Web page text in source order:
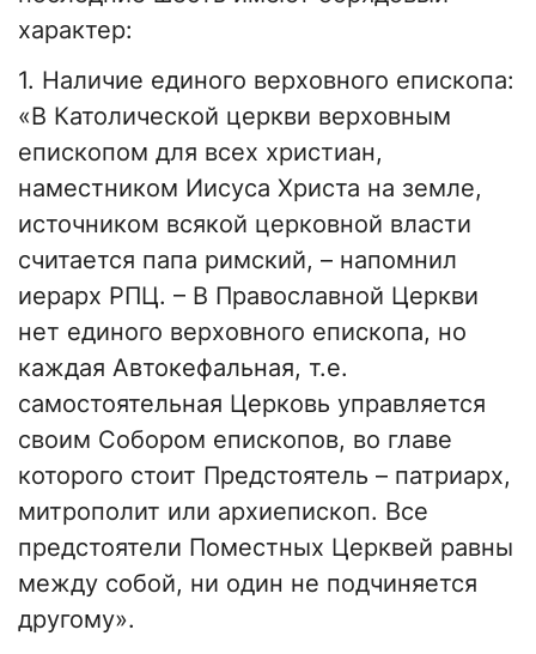
характер:
1. Наличие единого верховного епископа:
«В Католической церкви верховным
епископом для всех христиан,
наместником Иисуса Христа на земле,
источником всякой церковной власти
считается папа римский, – напомнил
иерарх РПЦ. – В Православной Церкви
нет единого верховного епископа, но
каждая Автокефальная, т.е.
самостоятельная Церковь управляется
своим Собором епископов, во главе
которого стоит Предстоятель – патриарх,
митрополит или архиепископ. Все
предстоятели Поместных Церквей равны
между собой, ни один не подчиняется
другому».